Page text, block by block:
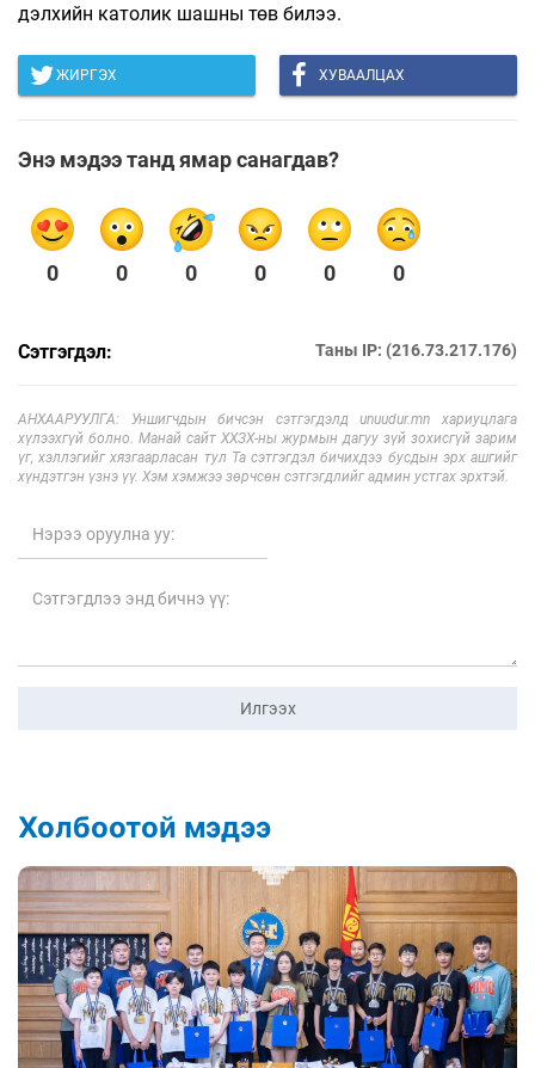
дэлхийн католик шашны төв билээ.
ЖИРГЭХ ХУВААЛЦАХ
Энэ мэдээ танд ямар санагдав?
0 0 0 0 0 0
Сэтгэгдэл: Таны IP: (216.73.217.176)
АНХААРУУЛГА: Уншигчдын бичсэн сэтгэгдэлд unuudur.mn хариуцлага
хүлээхгүй болно. Манай сайт ХХЗХ-ны журмын дагуу зүй зохисгүй зарим
үг, хэллэгийг хязгаарласан тул Та сэтгэгдэл бичихдээ бусдын эрх ашгийг
хүндэтгэн үзнэ үү. Хэм хэмжээ зөрчсөн сэтгэгдлийг админ устгах эрхтэй.
Илгээх
Холбоотой мэдээ